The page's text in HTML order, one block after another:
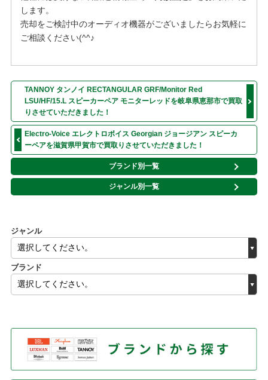
ジャンル
ブランド
します。
売却をご検討中のオーディオ機器がございましたらお気軽に
ご相談ください(^^♪
TANNOY タンノイ RECTANGULAR GRF/Monitor Red
LSU/HF/15.L スピーカーペア モニターレッドを岐阜県恵那市で買取
りさせていただきました！
Electro-Voice エレクトロボイス Georgian ジョージアン スピーカ
ーペアを滋賀県甲賀市で買取りさせていただきました！
ブランド別一覧
ジャンル別一覧